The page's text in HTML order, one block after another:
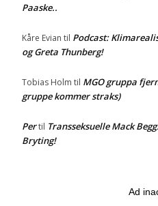
Paaske..
Kåre Evian til Podcast:
og Greta Thunberg!
Tobias Holm til MGO gruppa
gruppe kommer straks)
Pertil Transseksuelle Mack
Bryting!
Ad